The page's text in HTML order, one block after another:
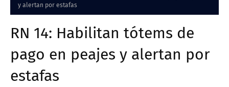
y alertan por estafas
RN 14: Habilitan tótems de
pago en peajes y alertan por
estafas